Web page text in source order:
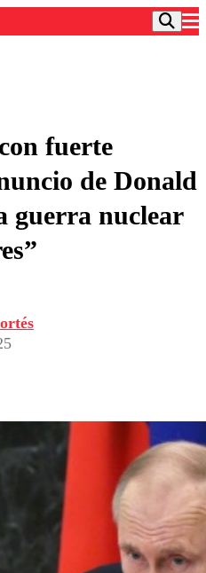
fuerte
de Donald
guerra nuclear